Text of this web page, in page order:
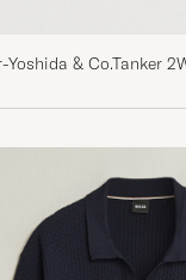
Yoshida & Co.Tanker